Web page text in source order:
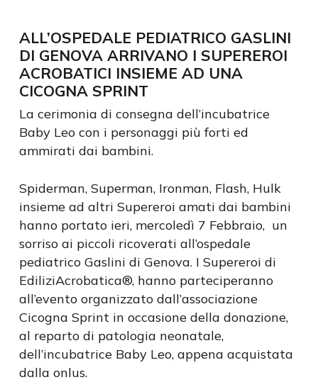
ALL’OSPEDALE PEDIATRICO GASLINI
DI GENOVA ARRIVANO I SUPEREROI
ACROBATICI INSIEME AD UNA
CICOGNA SPRINT
La cerimonia di consegna dell’incubatrice
Baby Leo con i personaggi più forti ed
ammirati dai bambini.
Spiderman, Superman, Ironman, Flash, Hulk
insieme ad altri Supereroi amati dai bambini
hanno portato ieri, mercoledì 7 Febbraio, un
sorriso ai piccoli ricoverati all’ospedale
pediatrico Gaslini di Genova. I Supereroi di
EdiliziAcrobatica®, hanno parteciperanno
all’evento organizzato dall’associazione
Cicogna Sprint in occasione della donazione,
al reparto di patologia neonatale,
dell’incubatrice Baby Leo, appena acquistata
dalla onlus.